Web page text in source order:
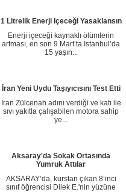
1 Litrelik Enerji Içeceği Yasaklansın
Enerji içeceği kaynaklı ölümlerin
artması, en son 9 Mart’ta İstanbul’da
15 yaşın...
İran Yeni Uydu Taşıyıcısını Test Etti
İran Zülcenah adını verdiği ve katı ile
sıvı yakıtla çalışabilen motora sahip
ye...
Aksaray'da Sokak Ortasında
Yumruk Attılar
AKSARAY’da, kurstan çıkan 8’inci
sınıf öğrencisi Dilek E.'nin yüzüne